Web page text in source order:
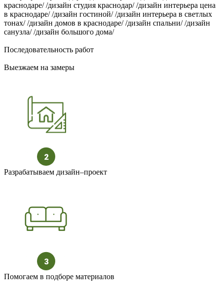
краснодаре/ /дизайн студия краснодар/ /дизайн интерьера цена
в краснодаре/ /дизайн гостиной/ /дизайн интерьера в светлых
тонах/ /дизайн домов в краснодаре/ /дизайн спальни/ /дизайн
санузла/ /дизайн большого дома/
Последовательность работ
Выезжаем на замеры
Разрабатываем дизайн–проект
Помогаем в подборе материалов